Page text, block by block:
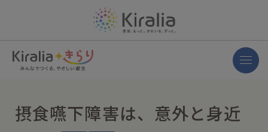
摂食嚥下障害は、意外と身近